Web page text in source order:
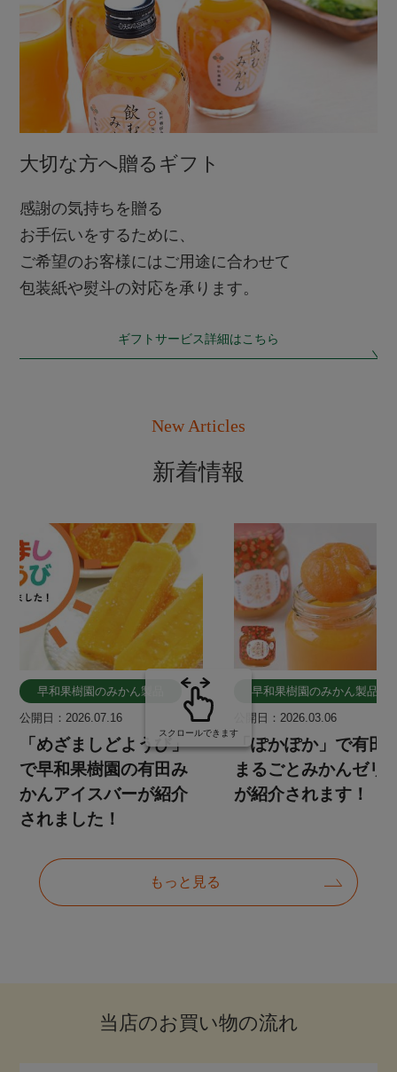
大切な方へ贈るギフト
感謝の気持ちを贈る
お手伝いをするために、
ご希望のお客様にはご用途に合わせて
包装紙や熨斗の対応を承ります。
ギフトサービス詳細はこちら
当店のお買い物の流れ